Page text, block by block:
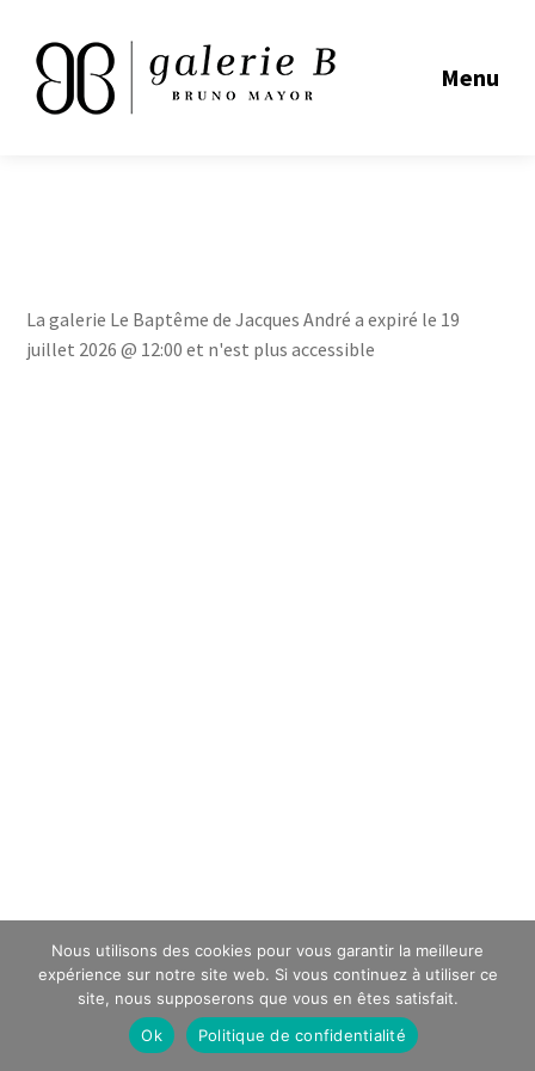
Menu
La galerie Le Baptême de Jacques André a expiré le 19
juillet 2026 @ 12:00 et n'est plus accessible
Nous utilisons des cookies pour vous garantir la meilleure
expérience sur notre site web. Si vous continuez à utiliser ce
site, nous supposerons que vous en êtes satisfait.
Ok
Politique de confidentialité